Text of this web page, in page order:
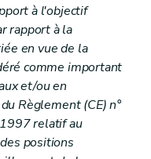
à l'objectif
rapport à la
en vue de la
comme important
et/ou en
Règlement (CE) n°
relatif au
positions